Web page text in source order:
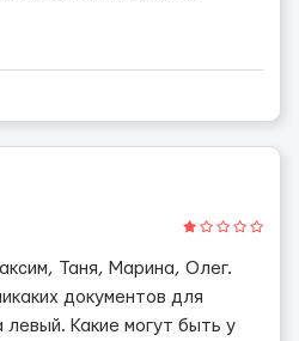
Таня, Марина, Олег.
документов для
Какие могут быть у